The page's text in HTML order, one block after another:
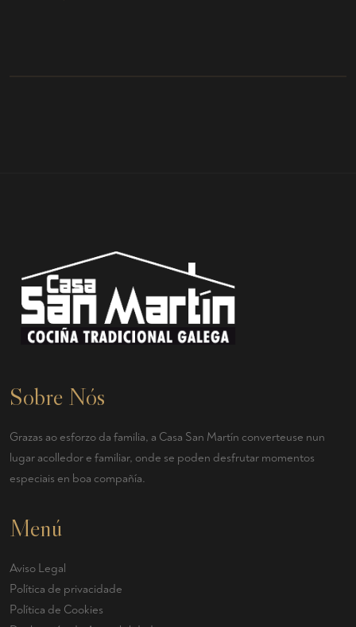
Sobre Nós
Grazas ao esforzo da familia, a Casa San Martín converteuse nun
lugar acolledor e familiar, onde se poden desfrutar momentos
especiais en boa compañía.
Menú
Aviso Legal
Política de privacidade
Política de Cookies